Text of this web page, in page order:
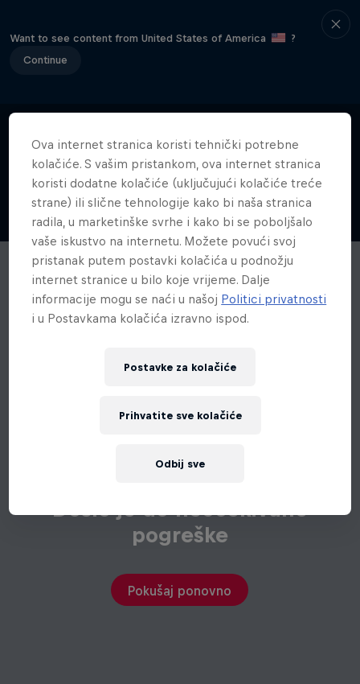
Want to see content from United States of America
?
Continue
Došlo je do neočekivane
pogreške
Pokušaj ponovno
Ova internet stranica koristi tehnički potrebne
kolačiće. S vašim pristankom, ova internet stranica
koristi dodatne kolačiće (uključujući kolačiće treće
strane) ili slične tehnologije kako bi naša stranica
radila, u marketinške svrhe i kako bi se poboljšalo
vaše iskustvo na internetu. Možete povući svoj
pristanak putem postavki kolačića u podnožju
internet stranice u bilo koje vrijeme. Dalje
informacije mogu se naći u našoj Politici privatnosti
i u Postavkama kolačića izravno ispod.
Postavke za kolačiće
Odbij sve
Prihvatite sve kolačiće